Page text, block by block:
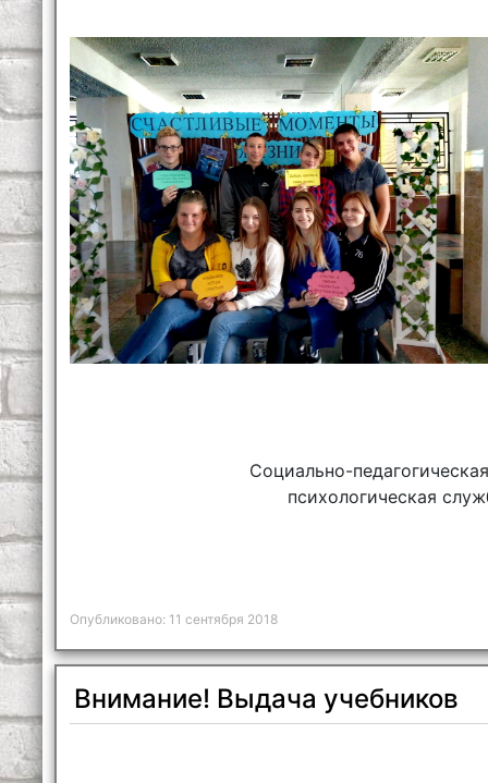
Социально-
психологическая
Опубликовано: 11 сентября 2018
Внимание! Выдача учебников